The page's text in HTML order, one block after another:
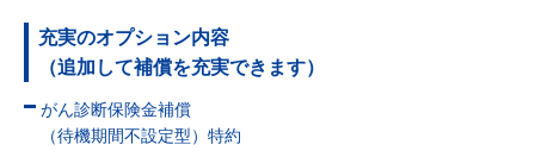
充実のオプション内容
（追加して補償を充実できます）
がん診断保険金補償
（待機期間不設定型）特約